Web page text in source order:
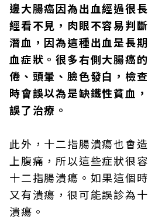
邊大腸癌因為出血經過很
經看不見，肉眼不容易判
潛血，因為這種出血是長
血症狀。很多右側大腸癌
倦、頭暈、臉色發白，檢
時會誤以為是缺鐵性貧血
誤了治療。
此外，十二指腸潰瘍也會
上腹痛，所以這些症狀很
十二指腸潰瘍。如果這個
又有潰瘍，很可能誤診為
潰瘍。